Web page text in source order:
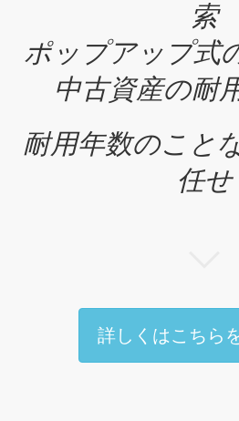
索
ポップアップ式
中古資産の耐
耐用年数のこと
任せ
詳しくはこちら